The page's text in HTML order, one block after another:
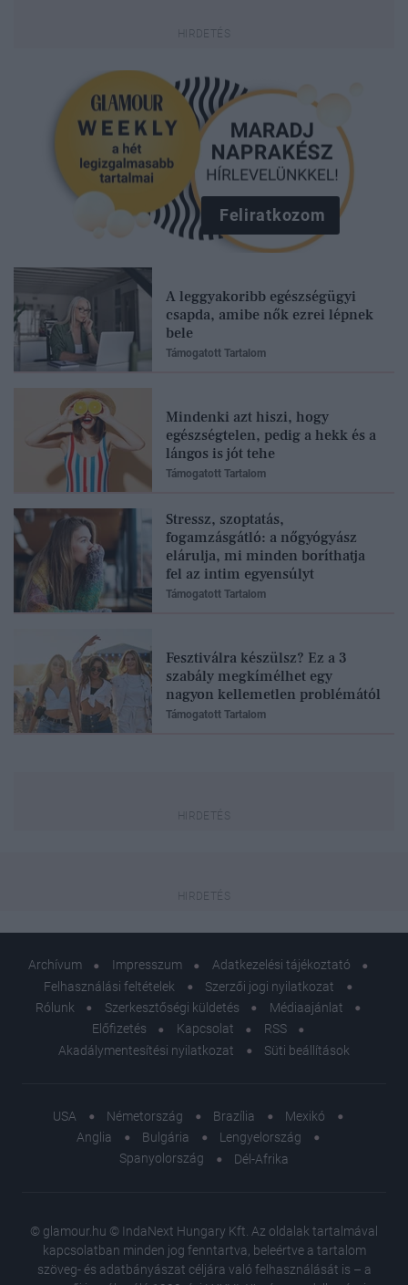
Feliratkozom
A leggyakoribb egészségügyi
csapda, amibe nők ezrei lépnek
bele
Támogatott Tartalom
Mindenki azt hiszi, hogy
egészségtelen, pedig a hekk és a
lángos is jót tehe
Támogatott Tartalom
Stressz, szoptatás,
fogamzásgátló: a nőgyógyász
elárulja, mi minden boríthatja
fel az intim egyensúlyt
Támogatott Tartalom
Fesztiválra készülsz? Ez a 3
szabály megkímélhet egy
nagyon kellemetlen problémától
Támogatott Tartalom
Archívum Impresszum
Adatkezelési tájékoztató
Felhasználási feltételek
Szerzői jogi nyilatkozat
Rólunk
Szerkesztőségi küldetés
Médiaajánlat
Előfizetés
Kapcsolat
RSS
Akadálymentesítési nyilatkozat
Süti beállítások
USA Németország Brazília
Mexikó
Anglia
Bulgária
Lengyelország
Spanyolország
Dél-Afrika
© glamour.hu © IndaNext Hungary Kft. Az oldalak tartalmával
kapcsolatban minden jog fenntartva, beleértve a tartalom
szöveg- és adatbányászat céljára való felhasználását is – a